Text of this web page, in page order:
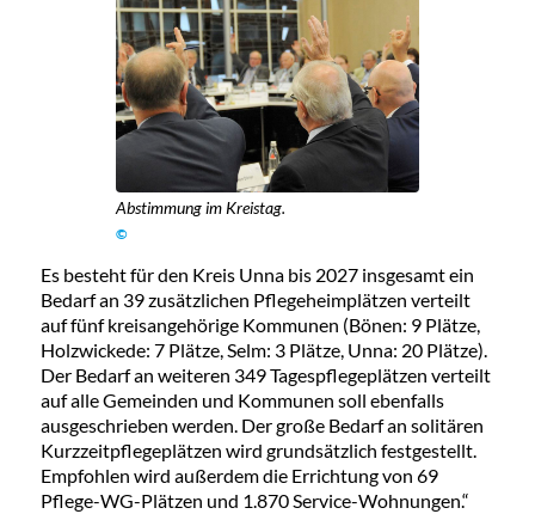
Abstimmung im Kreistag.
©
Es besteht für den Kreis Unna bis 2027 insgesamt ein
Bedarf an 39 zusätzlichen Pflegeheimplätzen verteilt
auf fünf kreisangehörige Kommunen (Bönen: 9 Plätze,
Holzwickede: 7 Plätze, Selm: 3 Plätze, Unna: 20 Plätze).
Der Bedarf an weiteren 349 Tagespflegeplätzen verteilt
auf alle Gemeinden und Kommunen soll ebenfalls
ausgeschrieben werden. Der große Bedarf an solitären
Kurzzeitpflegeplätzen wird grundsätzlich festgestellt.
Empfohlen wird außerdem die Errichtung von 69
Pflege-WG-Plätzen und 1.870 Service-Wohnungen.“